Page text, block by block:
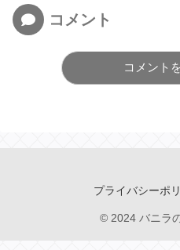
コメント
コメント
プライバシーポ
© 2024 バニラ